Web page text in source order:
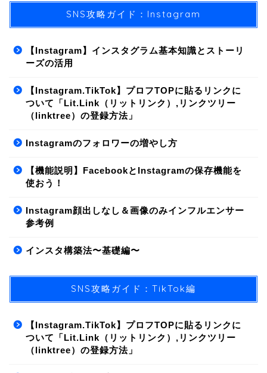
SNS攻略ガイド：Instagram
【Instagram】インスタグラム基本知識とストーリ
ーズの活用
【Instagram.TikTok】プロフTOPに貼るリンクに
ついて「Lit.Link（リットリンク）,リンクツリー
（linktree）の登録方法」
Instagramのフォロワーの増やし方
【機能説明】FacebookとInstagramの保存機能を
使おう！
Instagram顔出しなし＆画像のみインフルエンサー
参考例
インスタ構築法〜基礎編〜
SNS攻略ガイド：TikTok編
【Instagram.TikTok】プロフTOPに貼るリンクに
ついて「Lit.Link（リットリンク）,リンクツリー
（linktree）の登録方法」